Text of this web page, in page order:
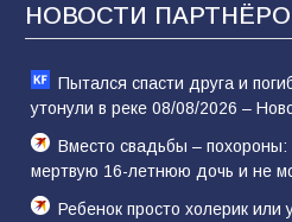
НОВОСТИ
Пытался спасти друга и
утонули в реке 08/08/2026 –
Вместо свадьбы –
мертвую 16-летнюю дочь и не
Ребенок просто холерик